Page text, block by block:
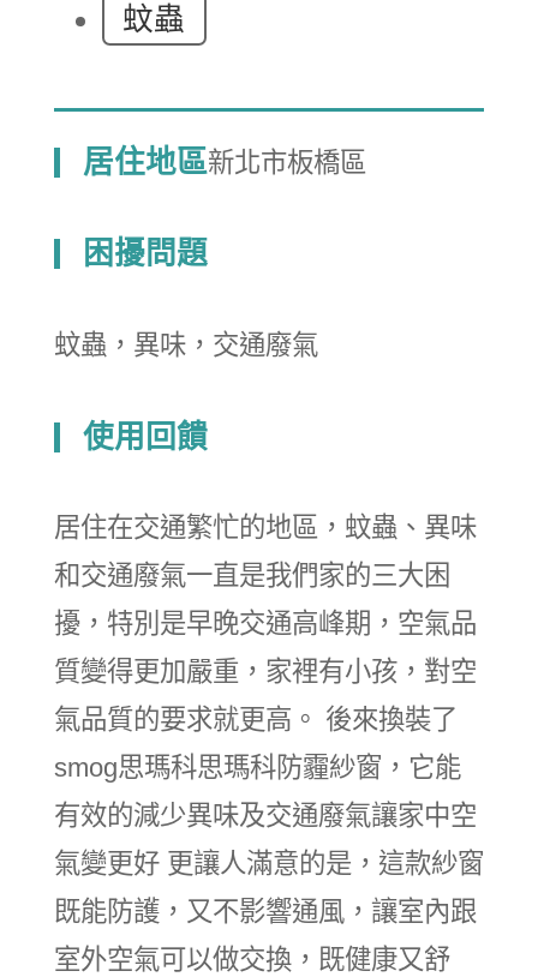
蚊蟲
居住地區新北市板橋區
困擾問題
蚊蟲，異味，交通廢氣
使用回饋
居住在交通繁忙的地區，蚊蟲、異味
和交通廢氣一直是我們家的三大困
擾，特別是早晚交通高峰期，空氣品
質變得更加嚴重，家裡有小孩，對空
氣品質的要求就更高。 後來換裝了
smog思瑪科思瑪科防霾紗窗，它能
有效的減少異味及交通廢氣讓家中空
氣變更好 更讓人滿意的是，這款紗窗
既能防護，又不影響通風，讓室內跟
室外空氣可以做交換，既健康又舒